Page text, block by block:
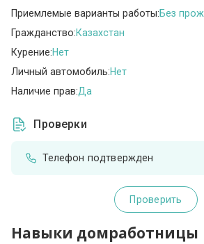
Приемлемые варианты работы:Без
Гражданство:Казахстан
Курение:Нет
Личный автомобиль:Нет
Наличие прав:Да
Проверки
Телефон подтвержден
Проверить
Навыки домработницы